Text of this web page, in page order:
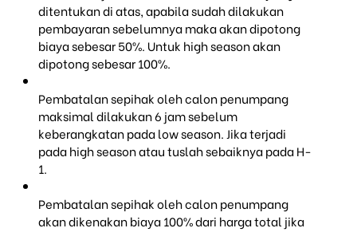
ditentukan di atas, apabila sudah dilakukan
pembayaran sebelumnya maka akan dipotong
biaya sebesar 50%. Untuk high season akan
dipotong sebesar 100%.
Pembatalan sepihak oleh calon penumpang
maksimal dilakukan 6 jam sebelum
keberangkatan pada low season. Jika terjadi
pada high season atau tuslah sebaiknya pada H-
1.
Pembatalan sepihak oleh calon penumpang
akan dikenakan biaya 100% dari harga total jika